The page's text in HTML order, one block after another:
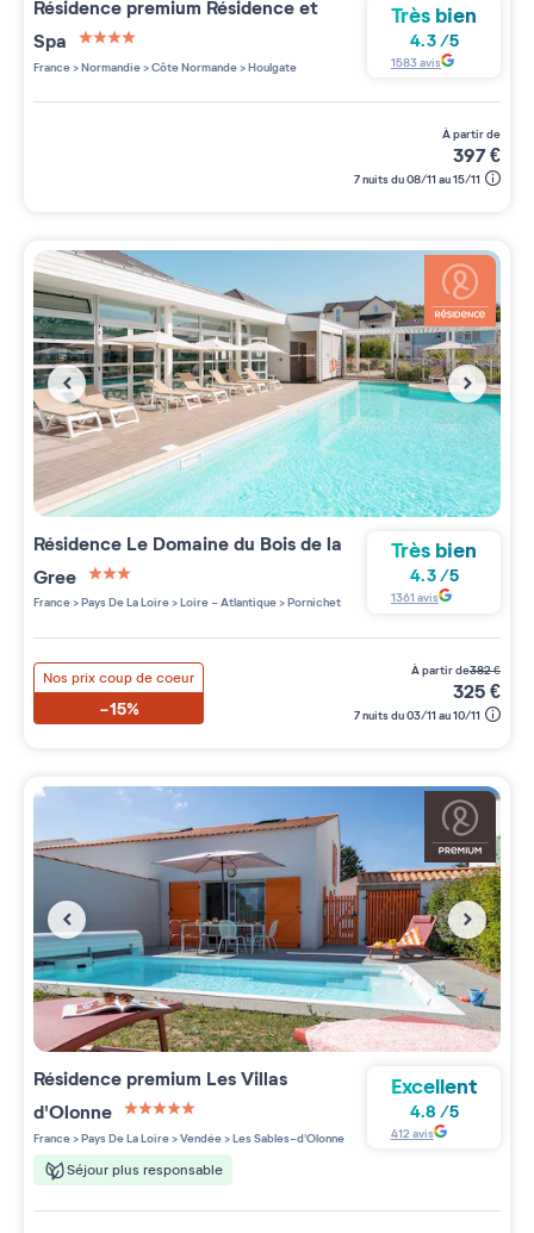
Résidence premium Résidence et
Spa
4 étoiles sur 5
France>Normandie>Côte Normande>Houlgate
Très bien
4.3/5
1583avis
à partir de
397€
7 nuits du 08/11 au 15/11
Résidence Le Domaine du Bois de la
Gree
3 étoiles sur 5
France>Pays De La Loire>Loire - Atlantique>Pornichet
Très bien
4.3/5
1361 avis
Nos prix coup de coeur
-15%
à partir de382€
325€
7 nuits du 03/11 au 10/11
Résidence premium Les Villas
d'Olonne
5 étoiles sur 5
France>Pays De La Loire>Vendée>Les Sables-d'Olonne
Séjour plus responsable
Excellent
4.8 /5
412 avis